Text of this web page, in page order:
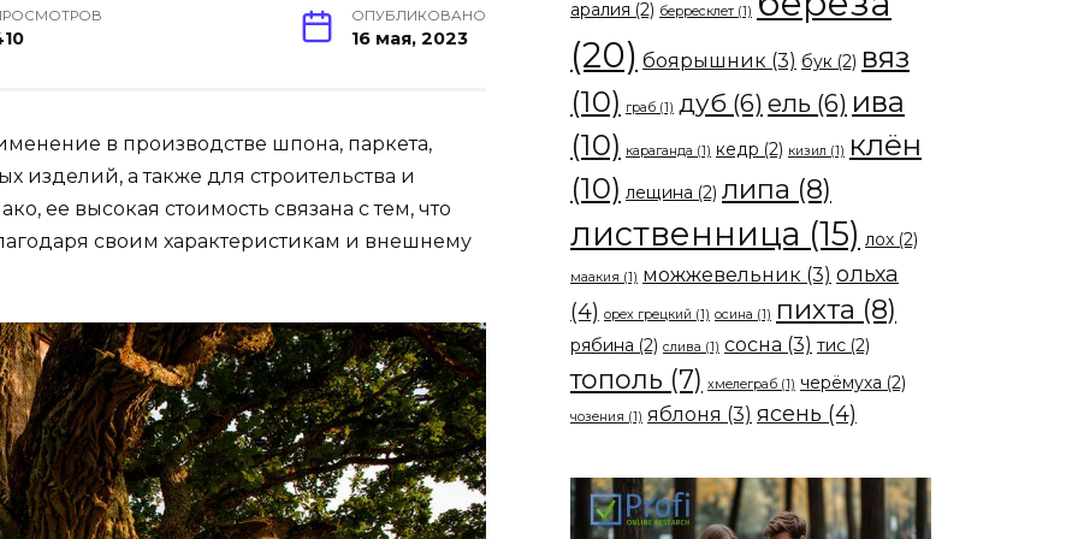
ОПУБЛИКОВАНО
16 мая, 2023
в производстве шпона, паркета,
изделий, а также для строительства и
ее высокая стоимость связана с тем, что
своим характеристикам и внешнему
аралия (2) берресклет (1)
(20) боярышник (3) бук (2) вяз
(10) граб (1) дуб (6) ель (6) ива
(10) караганда (1) кедр (2) кизил (1) клён
(10) лещина (2) липа (8)
лиственница (15) лох (2)
маакия (1) можжевельник (3) ольха
(4) орех грецкий (1) осина (1) пихта (8)
рябина (2) слива (1) сосна (3) тис (2)
тополь (7) хмелеграб (1) черёмуха (2)
чозения (1) яблоня (3) ясень (4)